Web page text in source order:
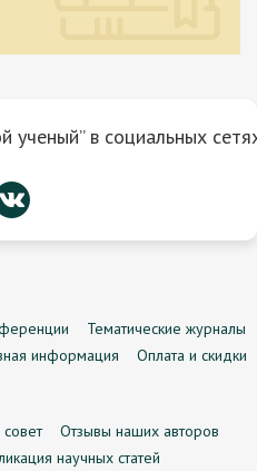
в социальных
Тематические журналы
информация
Оплата и скидки
Отзывы наших авторов
научных статей